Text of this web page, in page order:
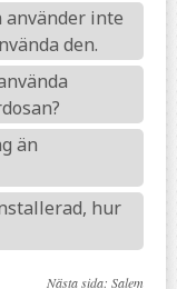
använder inte
den.
än
hur
Nästa sida: Salem